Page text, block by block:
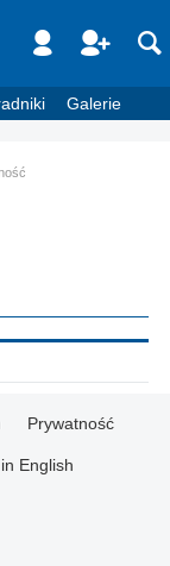
Galerie
Prywatność
English